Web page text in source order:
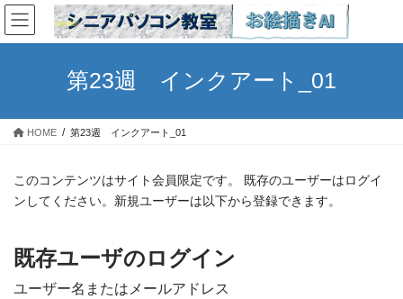
コ
ン
テ
ス
ナ
ビ
ゲ
ン
第23週 インクアート_01
HOME 第23週 インクアート_01
このコンテンツはサイト会員限定です。 既存のユーザーはログイ
ンしてください。新規ユーザーは以下から登録できます。
既存ユーザのログイン
ユーザー名またはメールアドレス